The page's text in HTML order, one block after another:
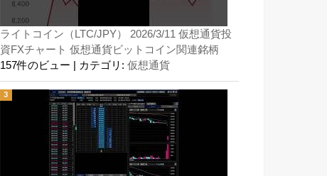
ライトコイン（LTC/JPY） 2026/3/11 仮想通貨投
資FXチャート 仮想通貨ビットコイン関連銘柄
157件のビュー | カテゴリ: 仮想通貨